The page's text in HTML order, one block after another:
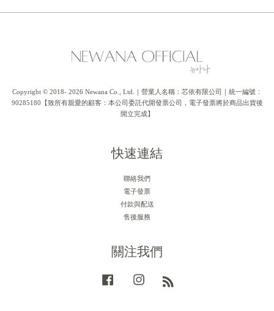
Copyright © 2018- 2026 Newana Co., Ltd.｜營業人名稱：芯依有限公司｜統一編號：
90285180【致所有親愛的顧客：本公司委託代開發票公司，電子發票將於商品出貨後
開立完成】
快速連結
聯絡我們
電子發票
付款與配送
售後服務
關注我們
Facebook Instagram